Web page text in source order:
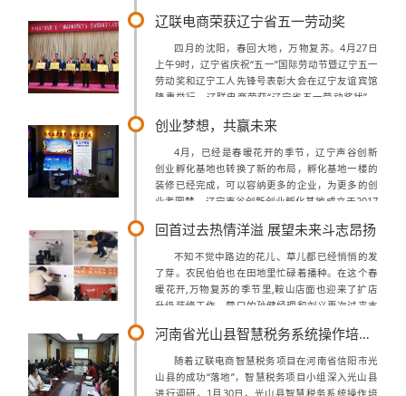
售能力，团结协作”为主题的交流会。...
辽联电商荣获辽宁省五一劳动奖
四月的沈阳，春回大地，万物复苏。4月27日
上午9时，辽宁省庆祝“五一”国际劳动节暨辽宁五一
劳动奖和辽宁工人先锋号表彰大会在辽宁友谊宾馆
隆重举行。辽联电商荣获“辽宁省五一劳动奖状”，
的10位先进集体代表登台领奖。会...
创业梦想，共赢未来
4月，已经是春暖花开的季节，辽宁声谷创新
创业孵化基地也转换了新的布局，孵化基地一楼的
装修已经完成，可以容纳更多的企业，为更多的创
业者圆梦。辽宁声谷创新创业孵化基地成立于2017
创业孵化综合服务平台，基地面积51...
回首过去热情洋溢 展望未来斗志昂扬
不知不觉中路边的花儿、草儿都已经悄悄的发
了芽。农民伯伯也在田地里忙碌着播种。在这个春
暖花开,万物复苏的季节里,鞍山店面也迎来了扩店
升级装修工作。营口的孙健经理和刘义再次过来支
的工作,但是其中还有很多费时费力的活...
河南省光山县智慧税务系统操作培训会顺利召开
随着辽联电商智慧税务项目在河南省信阳市光
山县的成功“落地”，智慧税务项目小组深入光山县
进行调研。1月30日，光山县智慧税务系统操作培